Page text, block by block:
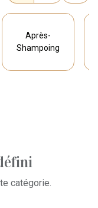
Après-
Shampoing
catégorie.